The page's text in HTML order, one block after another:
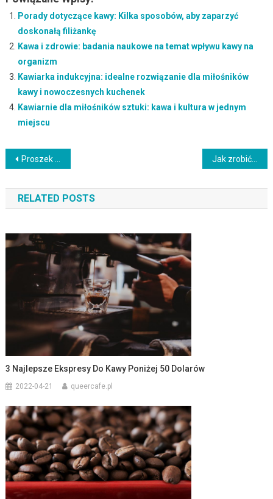
Porady dotyczące kawy: Kilka sposobów, aby zaparzyć
doskonałą filiżankę
Kawa i zdrowie: badania naukowe na temat wpływu kawy na
organizm
Kawiarka indukcyjna: idealne rozwiązanie dla miłośników
kawy i nowoczesnych kuchenek
Kawiarnie dla miłośników sztuki: kawa i kultura w jednym
miejscu
Nawigacja
wpisu
Proszek na gofry – Jak przygotować pyszne gofry w domu Jak zrobić idealne naleśniki: klasyczne i nietypowe przepisy na smakowite danie
RELATED POSTS
3 Najlepsze Ekspresy Do Kawy Poniżej 50 Dolarów
2022-04-21 queercafe.pl